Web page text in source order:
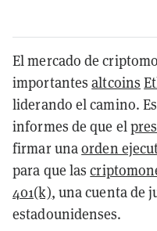
El mercado de
importantesaltcoins
liderando el camino.
informes de que el
firmar unaorden
para que las
401(k), una cuenta de
estadounidenses.